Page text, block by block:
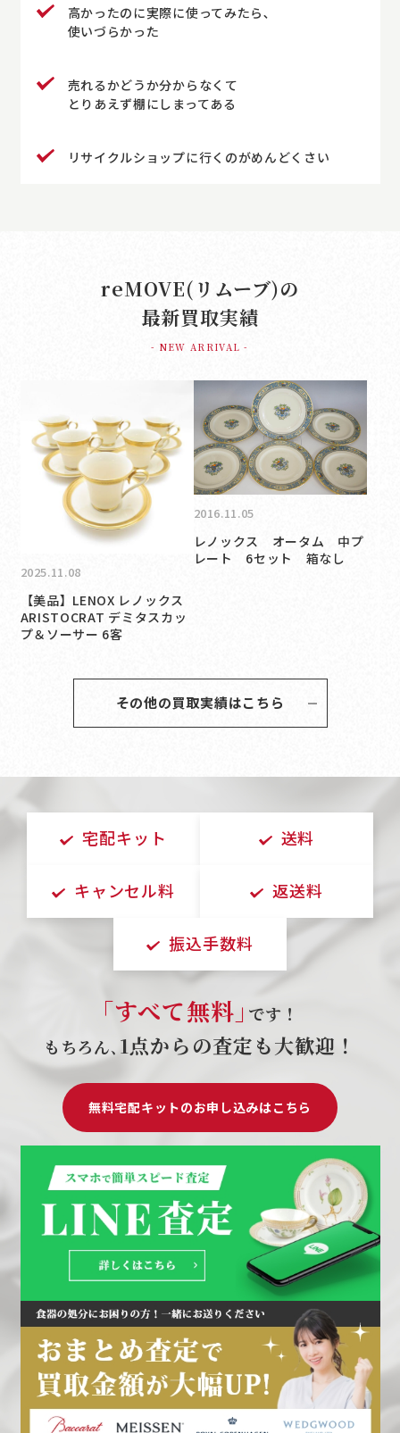
高かったのに実際に使ってみたら､
使いづらかった
売れるかどうか分からなくて
とりあえず棚にしまってある
リサイクルショップに行くのがめんどくさい
reMOVE(リムーブ)の
最新買取実績
- NEW ARRIVAL -
2025.11.08
【美品】LENOX レノックス
ARISTOCRAT デミタスカッ
プ＆ソーサー 6客
2016.11.05
レノックス オータム 中プ
レート 6セット 箱なし
その他の買取実績はこちら
宅配キット 送料
キャンセル料 返送料
振込手数料
｢すべて無料｣ です！
もちろん､ 1点からの査定も大歓迎！
無料宅配キットのお申し込みはこちら